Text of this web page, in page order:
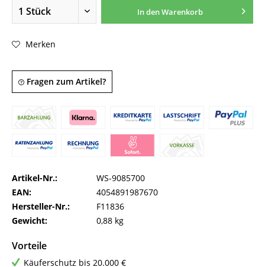
In denWarenkorb
Merken
Fragen zum Artikel?
Artikel-Nr.:
WS-9085700
EAN:
4054891987670
Hersteller-Nr.:
F11836
Gewicht:
0,88 kg
Vorteile
Käuferschutz bis 20.000 €